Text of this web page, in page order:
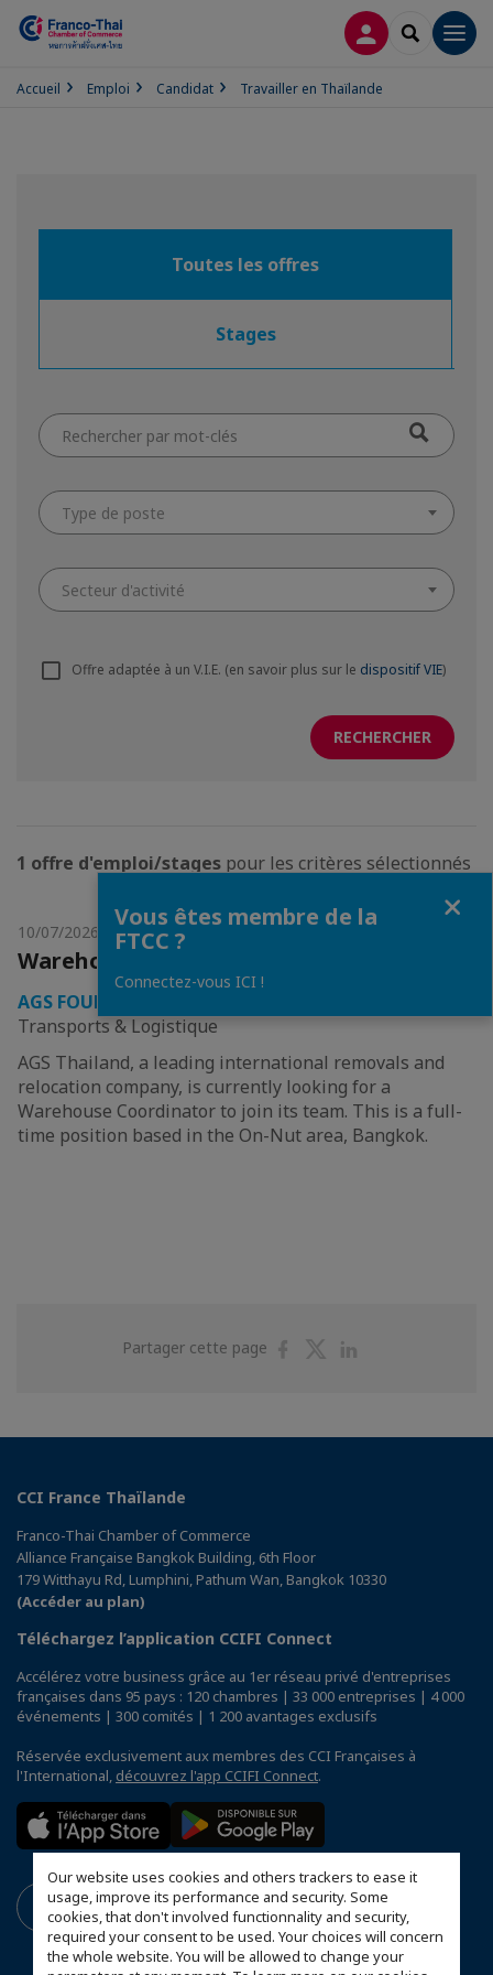
Our website uses cookies and others trackers to ease it
usage, improve its performance and security. Some
cookies, that don't involved functionnality and security,
required your consent to be used. Your choices will concern
the whole website. You will be allowed to change your
CONNEXION
Accueil Emploi Candidat Travailler en Thaïlande
Toutes les offres
Stages
Type de poste
Secteur d'activité
Offre adaptée à un V.I.E. (en savoir plus sur le dispositif VIE)
1 offre d'emploi/stages pour les critères sélectionnés
10/07/2026
Warehouse Coordinator (Temps plein)
AGS FOUR WINDS INTERNATIONAL MOVING LTD.
Transports & Logistique
AGS Thailand, a leading international removals and
relocation company, is currently looking for a
Warehouse Coordinator to join its team. This is a full-
time position based in the On-Nut area, Bangkok.
Partager cette page
PartagerPartager
CCI France Thaïlande
Franco-Thai Chamber of Commerce
Alliance Française Bangkok Building, 6th Floor
179 Witthayu Rd, Lumphini, Pathum Wan, Bangkok 10330
(Accéder au plan)
Téléchargez l’application CCIFI Connect
Accélérez votre business grâce au 1er réseau privé d'entreprises
françaises dans 95 pays : 120 chambres | 33 000 entreprises | 4 000
événements | 300 comités | 1 200 avantages exclusifs
Réservée exclusivement aux membres des CCI Françaises à
l'International, découvrez l'app CCIFI Connect.
Vous êtes membre de la
FTCC ?
Connectez-vous ICI !